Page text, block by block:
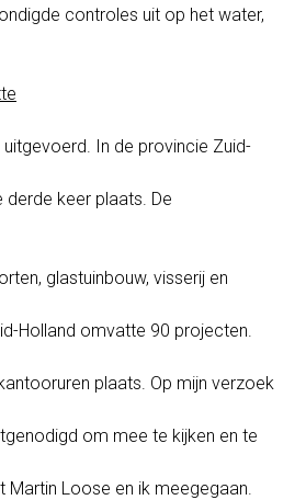
controles uit op het water,
In de provincie Zuid-
keer plaats. De
glastuinbouw, visserij en
Holland omvatte 90 projecten.
plaats. Op mijn verzoek
om mee te kijken en te
Loose en ik meegegaan.